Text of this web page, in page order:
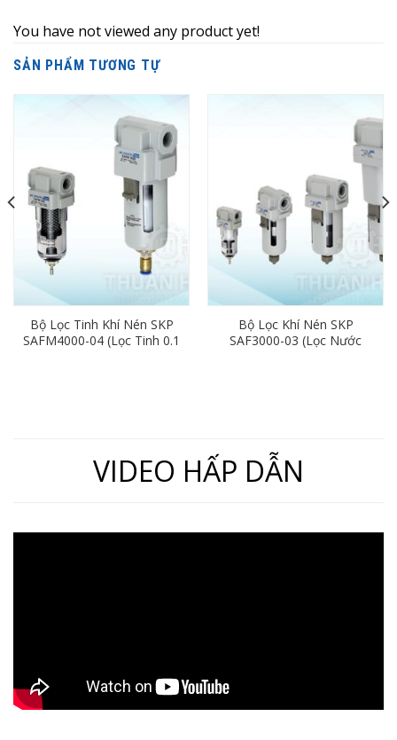
You have not viewed any product yet!
SẢN PHẨM TƯƠNG TỰ
Bộ Lọc Tinh Khí Nén SKP
SAFM4000-04 (Lọc Tinh 0.1
Bộ Lọc Khí Nén SKP
SAF3000-03 (Lọc Nước
VIDEO HẤP DẪN